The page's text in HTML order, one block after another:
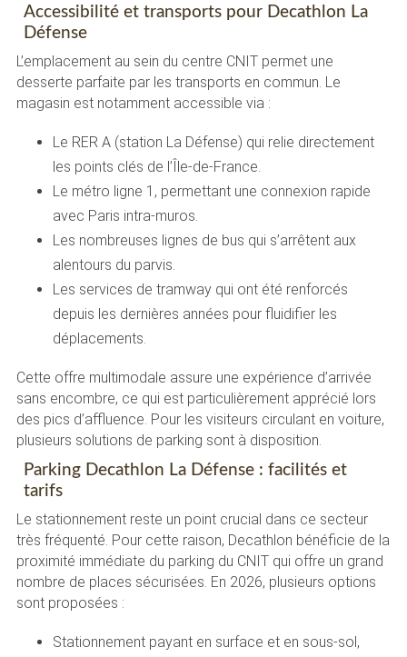
Accessibilité et transports pour Decathlon La
Défense
L’emplacement au sein du centre CNIT permet une
desserte parfaite par les transports en commun. Le
magasin est notamment accessible via :
Le RER A (station La Défense) qui relie directement
les points clés de l’Île-de-France.
Le métro ligne 1, permettant une connexion rapide
avec Paris intra-muros.
Les nombreuses lignes de bus qui s’arrêtent aux
alentours du parvis.
Les services de tramway qui ont été renforcés
depuis les dernières années pour fluidifier les
déplacements.
Cette offre multimodale assure une expérience d’arrivée
sans encombre, ce qui est particulièrement apprécié lors
des pics d’affluence. Pour les visiteurs circulant en voiture,
plusieurs solutions de parking sont à disposition.
Parking Decathlon La Défense : facilités et
tarifs
Le stationnement reste un point crucial dans ce secteur
très fréquenté. Pour cette raison, Decathlon bénéficie de la
proximité immédiate du parking du CNIT qui offre un grand
nombre de places sécurisées. En 2026, plusieurs options
sont proposées :
Stationnement payant en surface et en sous-sol,